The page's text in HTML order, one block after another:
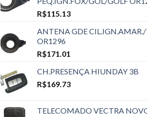
R$115.13
ANTENA GDE
OR1296
R$171.01
CH.PRESENÇA HIUNDAY 3B
R$169.73
TELECOMADO VECTRA